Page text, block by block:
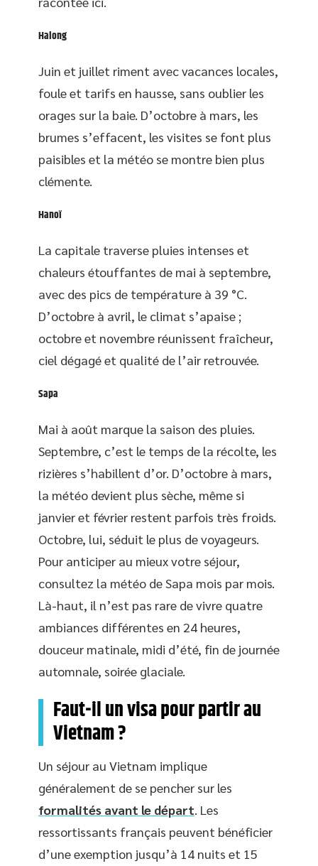
Halong
Juin et juillet riment avec vacances locales,
foule et tarifs en hausse, sans oublier les
orages sur la baie. D’octobre à mars, les
brumes s’effacent, les visites se font plus
paisibles et la météo se montre bien plus
clémente.
Hanoï
La capitale traverse pluies intenses et
chaleurs étouffantes de mai à septembre,
avec des pics de température à 39 °C.
D’octobre à avril, le climat s’apaise ;
octobre et novembre réunissent fraîcheur,
ciel dégagé et qualité de l’air retrouvée.
Sapa
Mai à août marque la saison des pluies.
Septembre, c’est le temps de la récolte, les
rizières s’habillent d’or. D’octobre à mars,
la météo devient plus sèche, même si
janvier et février restent parfois très froids.
Octobre, lui, séduit le plus de voyageurs.
Pour anticiper au mieux votre séjour,
consultez la météo de Sapa mois par mois.
Là-haut, il n’est pas rare de vivre quatre
ambiances différentes en 24 heures,
douceur matinale, midi d’été, fin de journée
automnale, soirée glaciale.
Faut-il un visa pour partir au
Vietnam ?
Un séjour au Vietnam implique
généralement de se pencher sur les
formalités avant le départ. Les
ressortissants français peuvent bénéficier
d’une exemption jusqu’à 14 nuits et 15